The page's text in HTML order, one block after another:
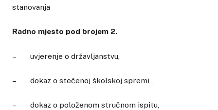
stanovanja
Radno mjesto pod brojem 2.
– uvjerenje o državljanstvu,
– dokaz o stečenoj školskoj spremi ,
– dokaz o položenom stručnom ispitu,